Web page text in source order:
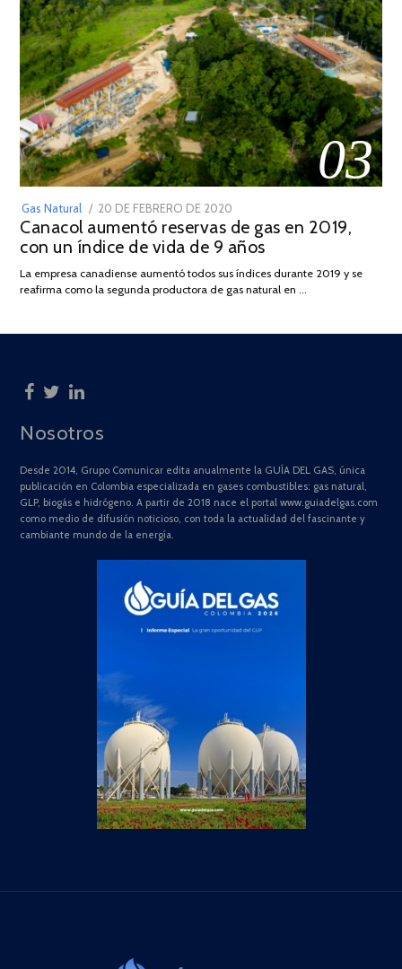
03
Gas Natural
POSTED
ON
20 DE FEBRERO DE 2020
DE
JULIO
2025
Canacol aumentó reservas de gas en 2019,
con un índice de vida de 9 años
La empresa canadiense aumentó todos sus índices durante 2019 y se
reafirma como la segunda productora de gas natural en …
Nosotros
Desde 2014, Grupo Comunicar edita anualmente la GUÍA DEL GAS, única
publicación en Colombia especializada en gases combustibles: gas natural,
GLP, biogás e hidrógeno. A partir de 2018 nace el portal www.guiadelgas.com
como medio de difusión noticioso, con toda la actualidad del fascinante y
cambiante mundo de la energía.